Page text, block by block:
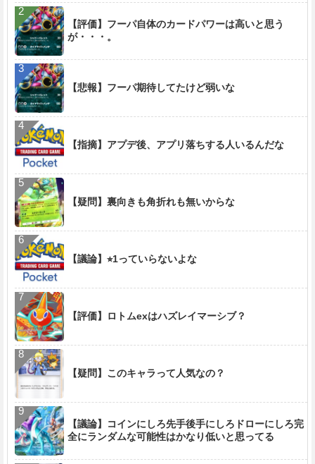
【評価】フーパ自体のカードパワーは高いと思う
が・・・。
【悲報】フーパ期待してたけど弱いな
【指摘】アプデ後、アプリ落ちする人いるんだな
【疑問】裏向きも角折れも無いからな
【議論】⭐︎1っていらないよな
【評価】ロトムexはハズレイマーシブ？
【疑問】このキャラって人気なの？
【議論】コインにしろ先手後手にしろドローにしろ完
全にランダムな可能性はかなり低いと思ってる